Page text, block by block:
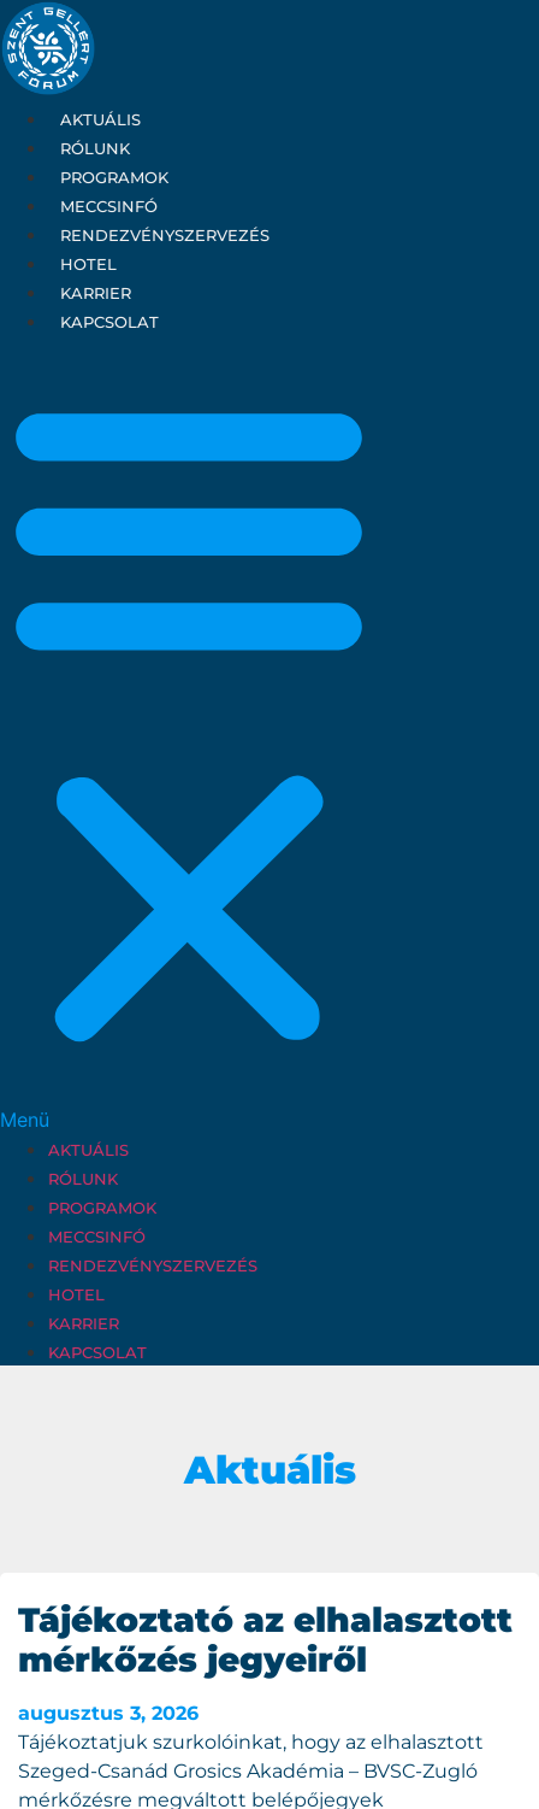
Ugrás
a
tartalomhoz
AKTUÁLIS
RÓLUNK
PROGRAMOK
MECCSINFÓ
RENDEZVÉNYSZERVEZÉS
HOTEL
KARRIER
KAPCSOLAT
Menü
AKTUÁLIS
RÓLUNK
PROGRAMOK
MECCSINFÓ
RENDEZVÉNYSZERVEZÉS
HOTEL
KARRIER
KAPCSOLAT
Aktuális
Tájékoztató az elhalasztott
mérkőzés jegyeiről
augusztus 3, 2026
Tájékoztatjuk szurkolóinkat, hogy az elhalasztott
Szeged-Csanád Grosics Akadémia – BVSC-Zugló
mérkőzésre megváltott belépőjegyek